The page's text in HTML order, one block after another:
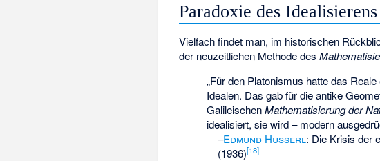
Paradoxie des Idealisierens
Vielfach findet man, im historischen
der neuzeitlichen Methode des
„Für den Platonismus hatte das
Idealen. Das gab für die antike
GalileischenMathematisierung der
idealisiert, sie wird – modern
–Edmund Husserl : Die Krisis der
(1936)[18]